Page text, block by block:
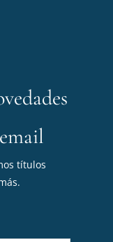
títulos